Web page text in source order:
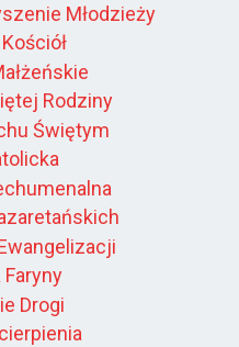
Młodzieży
Rodziny
Świętym
Faryny
Drogi